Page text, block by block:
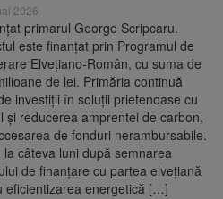
2026
primarul George Scripcaru.
este finanțat prin Programul de
Elveţiano-Român, cu suma de
de lei. Primăria continuă
investiții în soluții prietenoase cu
și reducerea amprentei de carbon,
de fonduri nerambursabile.
la câteva luni după semnarea
de finanțare cu partea elvețiană
eficientizarea energetică […]